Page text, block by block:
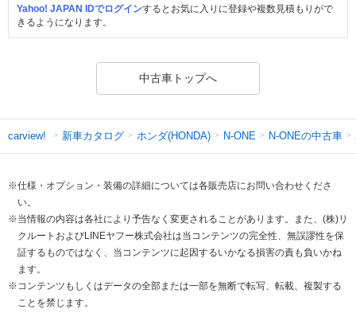
Yahoo! JAPAN IDでログインするとお気に入りに登録や複数見積もりがで
きるようになります。
中古車トップへ
carview! 新車カタログ ホンダ(HONDA) N-ONE N-ONEの中古車
※仕様・オプション・装備の詳細については各販売店にお問い合わせくださ
い。
※当情報の内容は各社により予告なく変更されることがあります。また、(株)リ
クルートおよびLINEヤフー株式会社は当コンテンツの完全性、無誤謬性を保
証するものではなく、当コンテンツに起因するいかなる損害の責も負いかね
ます。
※コンテンツもしくはデータの全部または一部を無断で転写、転載、複製する
ことを禁じます。